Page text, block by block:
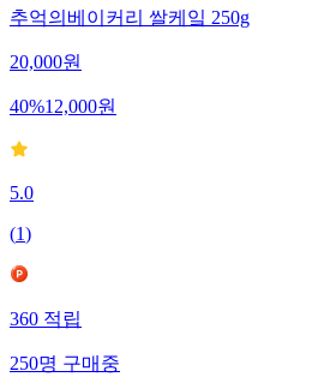
추억의베이커리 쌀케잌 250g
20,000원
40%12,000원
5.0
(1)
360적립
250명구매중